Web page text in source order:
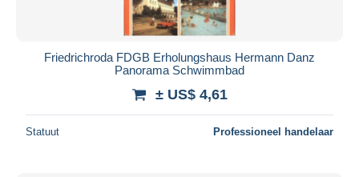
Friedrichroda FDGB Erholungshaus Hermann Danz
Panorama Schwimmbad
± US$ 4,61
Statuut Professioneel handelaar